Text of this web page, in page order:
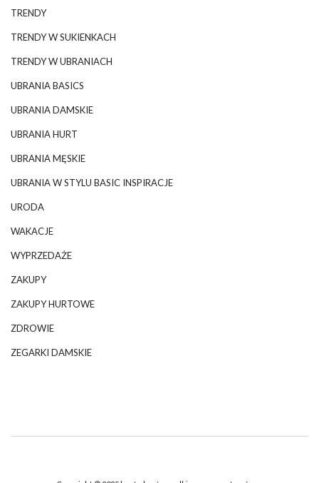
TRENDY
TRENDY W SUKIENKACH
TRENDY W UBRANIACH
UBRANIA BASICS
UBRANIA DAMSKIE
UBRANIA HURT
UBRANIA MĘSKIE
UBRANIA W STYLU BASIC INSPIRACJE
URODA
WAKACJE
WYPRZEDAŻE
ZAKUPY
ZAKUPY HURTOWE
ZDROWIE
ZEGARKI DAMSKIE